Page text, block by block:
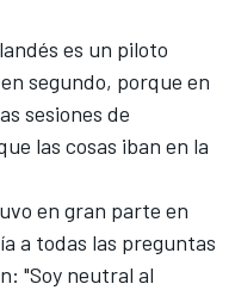
es un piloto
segundo, porque en
sesiones de
las cosas iban en la
en gran parte en
a todas las preguntas
"Soy neutral al